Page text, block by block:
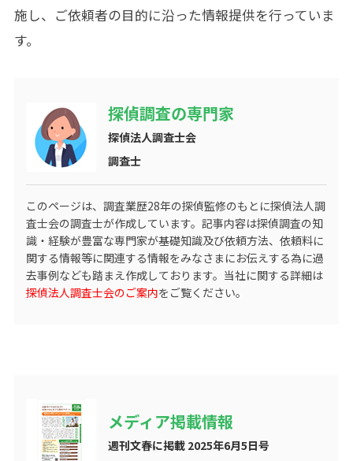
施し、ご依頼者の目的に沿った情報提供を行っていま
す。
探偵調査の専門家
探偵法人調査士会
調査士
このページは、調査業歴28年の探偵監修のもとに探偵法人調
査士会の調査士が作成しています。記事内容は探偵調査の知
識・経験が豊富な専門家が基礎知識及び依頼方法、依頼料に
関する情報等に関連する情報をみなさまにお伝えする為に過
去事例なども踏まえ作成しております。当社に関する詳細は
探偵法人調査士会のご案内をご覧ください。
メディア掲載情報
週刊文春に掲載 2025年6月5日号